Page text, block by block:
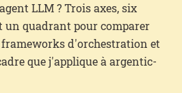
LLM ? Trois axes, six
un quadrant pour comparer
d'orchestration et
que j'applique à argentic-